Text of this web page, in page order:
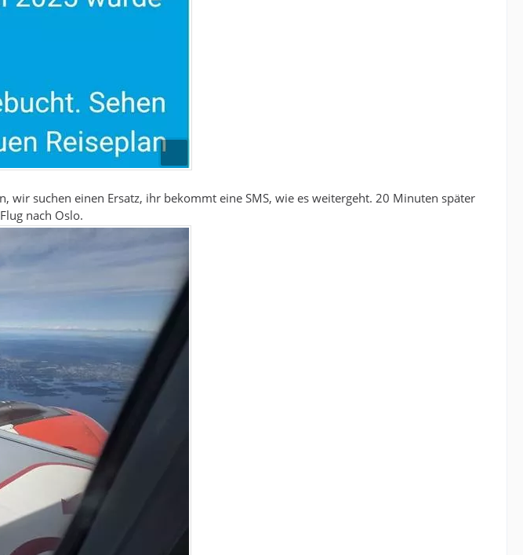
wir suchen einen Ersatz, ihr bekommt eine SMS, wie es weitergeht. 20 Minuten später
nach Oslo.